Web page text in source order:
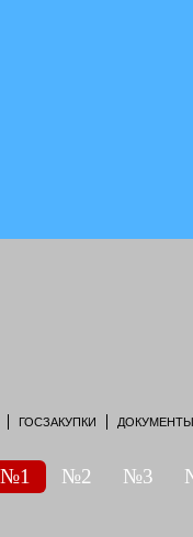
ГОСЗАКУПКИ
ДОКУМЕНТЫ
№1 №2 №3